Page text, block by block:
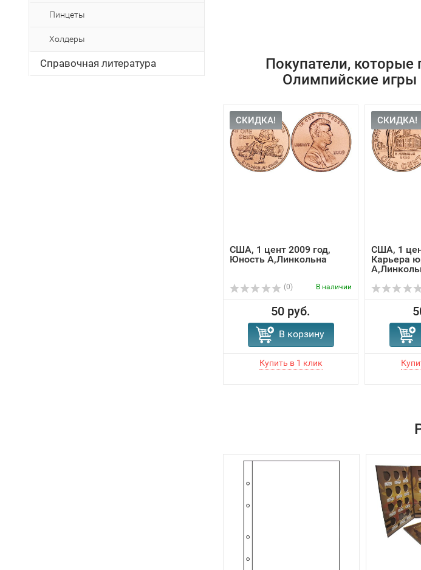
Пинцеты
Холдеры
Справочная литература
Покупатели,
Олимпийские игры
СКИДКА!
США, 1 цент 2009 год,
Юность А,Линкольна
(0) В наличии
50 руб.
В корзину
СКИДКА!
США, 1
Карьера